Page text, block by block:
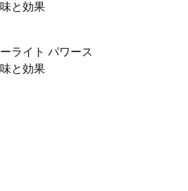
と効果
ライト パワース
と効果